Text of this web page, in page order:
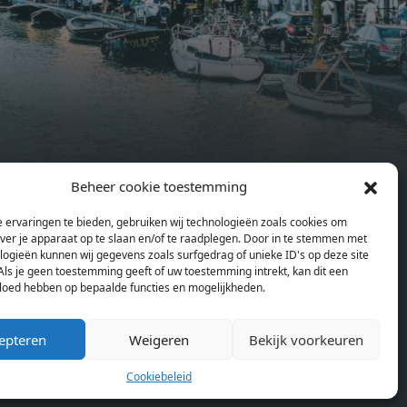
Beheer cookie toestemming
ervaringen te bieden, gebruiken wij technologieën zoals cookies om
je apparaat op te slaan en/of te raadplegen. Door in te stemmen met
kunnen wij gegevens zoals surfgedrag of unieke ID's op deze site
je geen toestemming geeft of uw toestemming intrekt, kan dit een
hebben op bepaalde functies en mogelijkheden.
Weigeren Bekijk voorkeuren
Cookiebeleid
and
features an efficient and functional
open floor plan, a unique custom
kitchen, a bathroom and fitted
wardrobes. High-grade finishes
floor-to-ceiling windows with
layered treatments.Notice:
final, and should be used for
informative purpose only. They are
not contractual or binding. Energy
pass This building is not subject to
EnEV. - Flatscreen TV - Hairdryer -
Heating - Towels and sheets - Iron -
Hygiene utensils - Washing machine
- Oven - Microwave - Refrigerator -
Pagina’s
Home
Blog
Over ons
Cookiebeleid (EU)